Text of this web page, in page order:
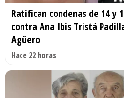
Ratifican condenas de 14 y
contra Ana Ibis Tristá
Agüero
Hace 22 horas